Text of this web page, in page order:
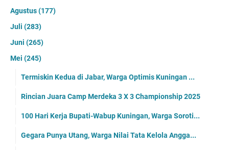
Agustus(177)
Juli (283)
Juni (265)
Mei (245)
Termiskin Kedua di Jabar, Warga Optimis Kuningan ...
Rincian Juara Camp Merdeka 3 X 3 Championship 2025
100 Hari Kerja Bupati-Wabup Kuningan, Warga Soroti...
Gegara Punya Utang, Warga Nilai Tata Kelola Angga...